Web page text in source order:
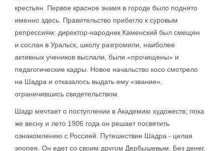
крестьян. Первое красное знамя в городе было поднято
именно здесь. Правительство прибегло к суровым
репрессиям: директор-народник Каменский был смещен
и сослан в Уральск, школу разгромили, наиболее
активных учеников выслали, были «прочищены» и
педагогические кадры. Новое начальство косо смотрело
на Шадра и отказалось выдать ему «звание»,
ограничившись свидетельством.
Шадр мечтает о поступлении в Академию художеств; пока
же весну и лето 1906 года он решает посвятить
ознакомлению с Россией. Путешествие Шадра - целая
эпопея. Он едет со своим другом Дербышевым. Без денег,